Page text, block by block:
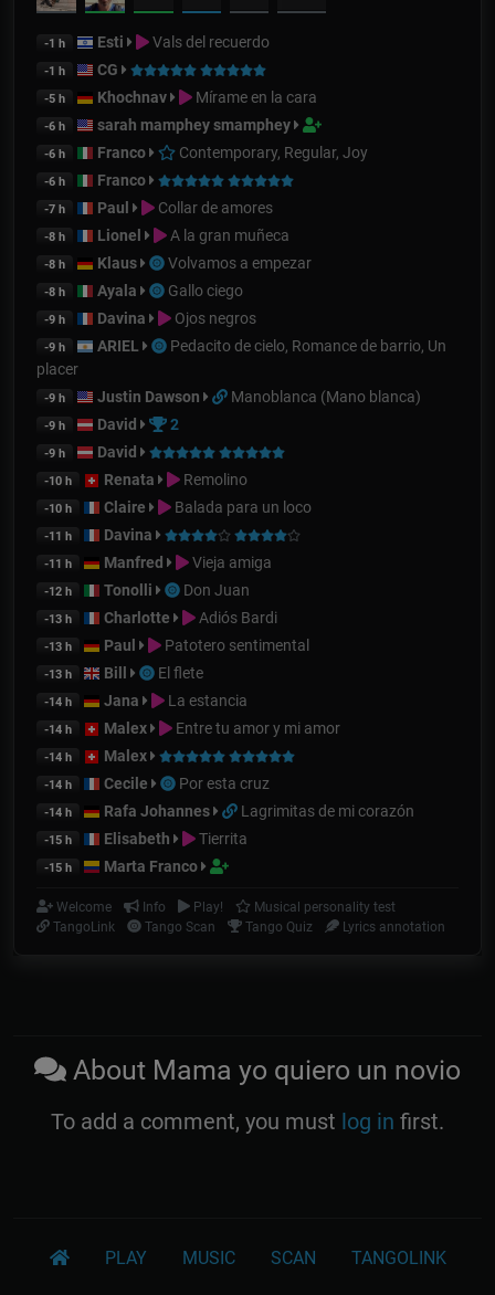
-1 h Esti Vals del recuerdo
-1 h CG
-5 h Khochnav Mírame en la cara
-6 h sarah mamphey smamphey
-6 h Franco Contemporary, Regular, Joy
-6 h Franco
-7 h Paul Collar de amores
-8 h Lionel A la gran muñeca
-8 h Klaus Volvamos a empezar
-8 h Ayala Gallo ciego
-9 h Davina Ojos negros
-9 h ARIEL
Pedacito de cielo, Romance de barrio, Un
placer
-9 h Justin Dawson Manoblanca (Mano blanca)
-9 h David 2
-9 h David
-10 h Renata Remolino
-10 h Claire Balada para un loco
-11 h Davina
-11 h Manfred Vieja amiga
-12 h Tonolli Don Juan
-13 h Charlotte Adiós Bardi
-13 h Paul Patotero sentimental
-13 h Bill El flete
-14 h Jana La estancia
-14 h Malex Entre tu amor y mi amor
-14 h Malex
-14 h Cecile Por esta cruz
-14 h Rafa Johannes Lagrimitas de mi corazón
-15 h Elisabeth Tierrita
-15 h Marta Franco
Welcome Info Play!
Musical personality test
TangoLink
Tango Scan Tango Quiz Lyrics annotation
About Mama yo quiero un novio
To add a comment, you must log in first.
PLAY MUSIC SCAN TANGOLINK